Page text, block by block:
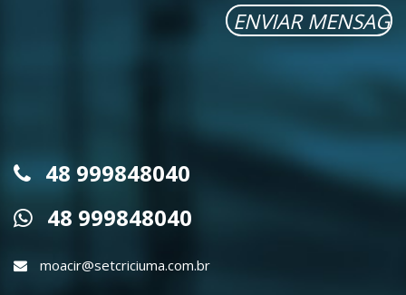
48 999848040
48 999848040
moacir@setcriciuma.com.br